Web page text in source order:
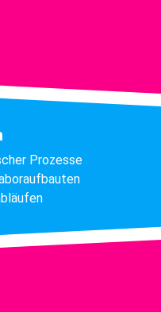
Prozesse